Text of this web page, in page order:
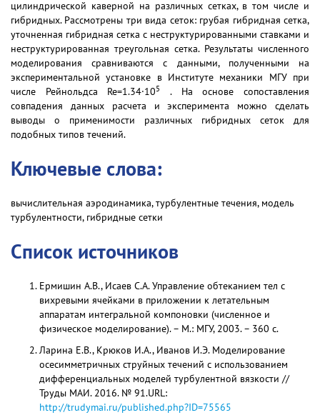
цилиндрической каверной на различных сетках, в том числе и
гибридных. Рассмотрены три вида сеток: грубая гибридная сетка,
уточненная гибридная сетка с неструктурированными ставками и
неструктурированная треугольная сетка. Результаты численного
моделирования сравниваются с данными, полученными на
экспериментальной установке в Институте механики МГУ при
числе Рейнольдса Re=1.34·105
. На основе сопоставления
совпадения данных расчета и эксперимента можно сделать
выводы о применимости различных гибридных сеток для
подобных типов течений.
Ключевые слова:
вычислительная аэродинамика, турбулентные течения, модель
турбулентности, гибридные сетки
Список источников
Ермишин А.В., Исаев С.А. Управление обтеканием тел с
вихревыми ячейками в приложении к летательным
аппаратам интегральной компоновки (численное и
физическое моделирование). – М.: МГУ, 2003. – 360 с.
Ларина Е.В., Крюков И.А., Иванов И.Э. Моделирование
осесимметричных струйных течений с использованием
дифференциальных моделей турбулентной вязкости //
Труды МАИ. 2016. № 91.URL:
http://trudymai.ru/published.php?ID=75565